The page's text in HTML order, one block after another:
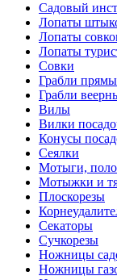
Садовый
Лопаты
Лопаты
Лопаты
Совки
Грабли
Грабли
Вилы
Вилки
Конусы
Сеялки
Мотыги,
Мотыжки и
Плоскорезы
Секаторы
Сучкорезы
Ножницы
Ножницы